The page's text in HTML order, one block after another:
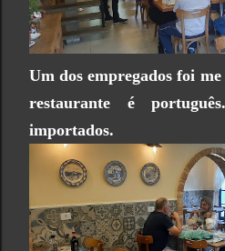
Um dos empregados foi
restaurante é
importados.